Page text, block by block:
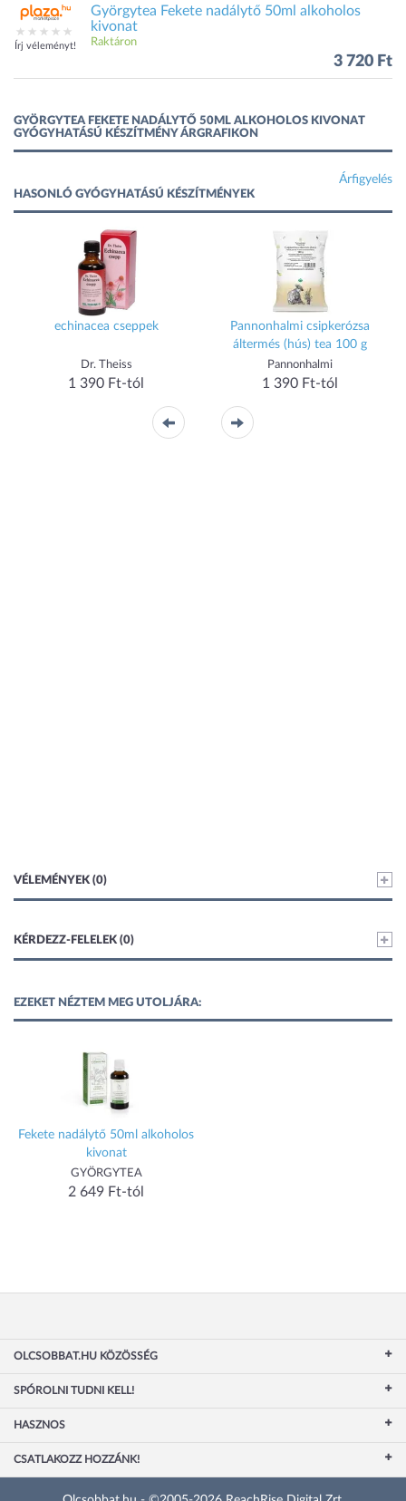
Írj véleményt!
Györgytea Fekete nadálytő 50ml alkoholos
kivonat
Raktáron
3 720 Ft
GYÖRGYTEA FEKETE NADÁLYTŐ 50ML ALKOHOLOS KIVONAT
GYÓGYHATÁSÚ KÉSZÍTMÉNY ÁRGRAFIKON
Árfigyelés
HASONLÓ GYÓGYHATÁSÚ KÉSZÍTMÉNYEK
echinacea cseppek
Dr. Theiss
1 390 Ft-tól
Pannonhalmi csipkerózsa
áltermés (hús) tea 100 g
Pannonhalmi
1 390 Ft-tól
VÉLEMÉNYEK (0)
KÉRDEZZ-FELELEK (0)
EZEKET NÉZTEM MEG UTOLJÁRA:
Fekete nadálytő 50ml alkoholos
kivonat
GYÖRGYTEA
2 649 Ft-tól
OLCSOBBAT.HU KÖZÖSSÉG
SPÓROLNI TUDNI KELL!
HASZNOS
CSATLAKOZZ HOZZÁNK!